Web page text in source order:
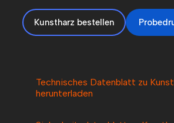
Kunstharz bestellen
Technisches Datenblatt zu
herunterladen